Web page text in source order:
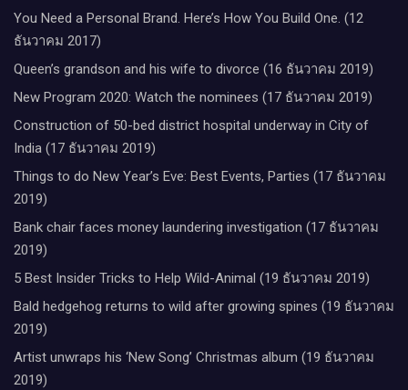
You Need a Personal Brand. Here’s How You Build One. (12
ธันวาคม 2017)
Queen’s grandson and his wife to divorce (16 ธันวาคม 2019)
New Program 2020: Watch the nominees (17 ธันวาคม 2019)
Construction of 50-bed district hospital underway in City of
India (17 ธันวาคม 2019)
Things to do New Year’s Eve: Best Events, Parties (17 ธันวาคม
2019)
Bank chair faces money laundering investigation (17 ธันวาคม
2019)
5 Best Insider Tricks to Help Wild-Animal (19 ธันวาคม 2019)
Bald hedgehog returns to wild after growing spines (19 ธันวาคม
2019)
Artist unwraps his ‘New Song’ Christmas album (19 ธันวาคม
2019)